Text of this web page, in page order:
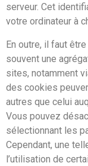
serveur. Cet
votre ordinateur à
En outre, il faut
souvent une
sites, notamment
des cookies
autres que celui
Vous pouvez
sélectionnant les
Cependant, une
l’utilisation de